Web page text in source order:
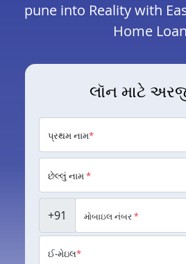
pune into Reality with
Home
લૉન માટે
પ્રથમ નામ*
છેલ્લું નામ*
+91 મોબાઇલ નંબર*
ઈ-મેઇલ*